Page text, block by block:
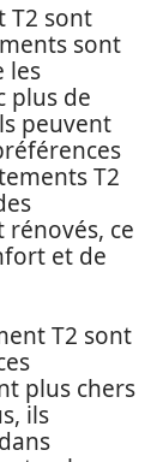
T2 sont
sont
les
plus de
peuvent
T2
ce
et de
T2 sont
plus chers
ils